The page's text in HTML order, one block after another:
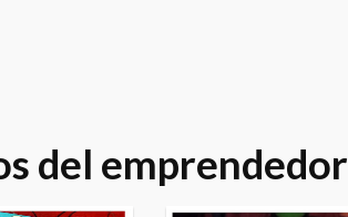
del emprendedor